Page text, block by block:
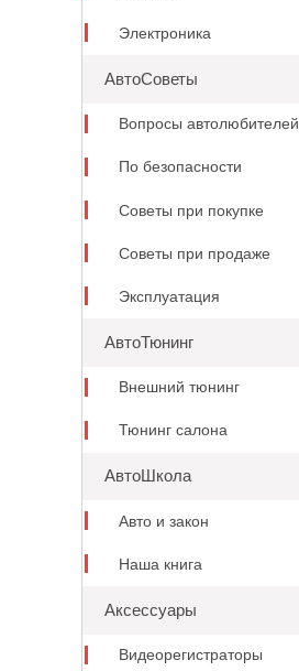
Электроника
АвтоСоветы
Вопросы автолюбителей
По безопасности
Советы при покупке
Советы при продаже
Эксплуатация
АвтоТюнинг
Внешний тюнинг
Тюнинг салона
АвтоШкола
Авто и закон
Наша книга
Аксессуары
Видеорегистраторы